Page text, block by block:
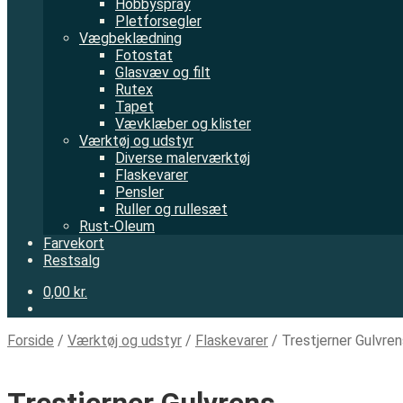
Hobbyspray
Pletforsegler
Vægbeklædning
Fotostat
Glasvæv og filt
Rutex
Tapet
Vævklæber og klister
Værktøj og udstyr
Diverse malerværktøj
Flaskevarer
Pensler
Ruller og rullesæt
Rust-Oleum
Farvekort
Restsalg
0,00 kr.
Forside / Værktøj og udstyr / Flaskevarer / Trestjerner